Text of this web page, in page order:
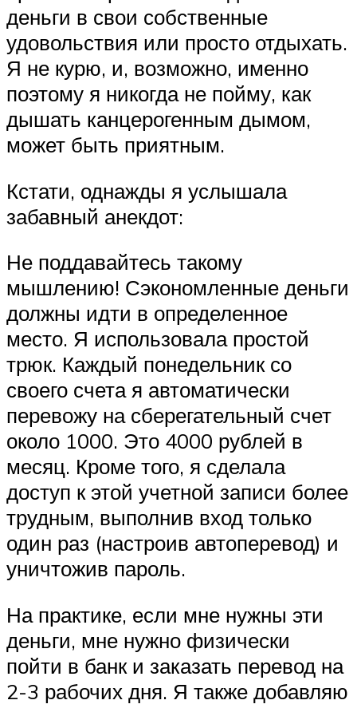
деньги в свои собственные
удовольствия или просто отдыхать.
Я не курю, и, возможно, именно
поэтому я никогда не пойму, как
дышать канцерогенным дымом,
может быть приятным.
Кстати, однажды я услышала
забавный анекдот:
Не поддавайтесь такому
мышлению! Сэкономленные деньги
должны идти в определенное
место. Я использовала простой
трюк. Каждый понедельник со
своего счета я автоматически
перевожу на сберегательный счет
около 1000. Это 4000 рублей в
месяц. Кроме того, я сделала
доступ к этой учетной записи более
трудным, выполнив вход только
один раз (настроив автоперевод) и
уничтожив пароль.
На практике, если мне нужны эти
деньги, мне нужно физически
пойти в банк и заказать перевод на
2-3 рабочих дня. Я также добавляю